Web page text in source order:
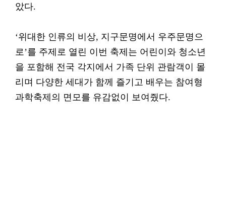
았다.
‘위대한 인류의 비상, 지구문명에서 우주문명으
로’를 주제로 열린 이번 축제는 어린이와 청소년
을 포함해 전국 각지에서 가족 단위 관람객이 몰
리며 다양한 세대가 함께 즐기고 배우는 참여형
과학축제의 면모를 유감없이 보여줬다.